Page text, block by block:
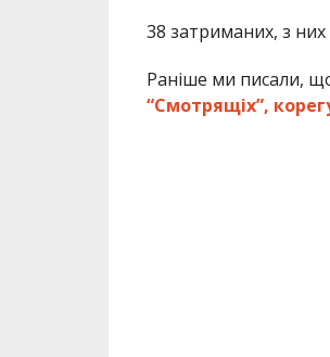
38 затриманих, з них
Раніше ми писали,
“Смотрящіх”,